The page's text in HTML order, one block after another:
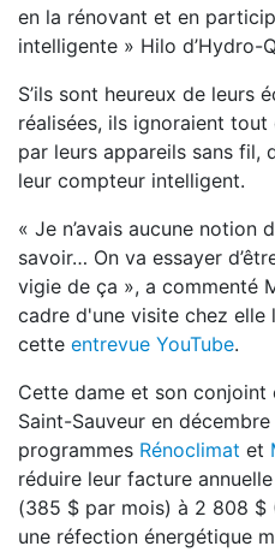
en la rénovant et en
intelligente » Hilo d’Hydro-
S’ils sont heureux de leurs
réalisées, ils ignoraient
par leurs appareils sans fil,
leur compteur intelligent.
« Je n’avais aucune notion
savoir… On va essayer
vigie de ça », a commenté
cadre d'une visite chez elle
cette entrevue YouTube.
Cette dame et son conjoint
Saint-Sauveur en
programmes Rénoclimat et
réduire leur facture
(385 $ par mois) à 2 808 $
une réfection énergétique